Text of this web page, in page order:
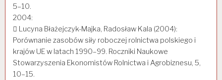
5–10.
2004:
 Lucyna Błażejczyk-Majka, Radosław Kala (2004):
Porównanie zasobów siły roboczej rolnictwa polskiego i
krajów UE w latach 1990–99. Roczniki Naukowe
Stowarzyszenia Ekonomistów Rolnictwa i Agrobiznesu, 5,
10–15.